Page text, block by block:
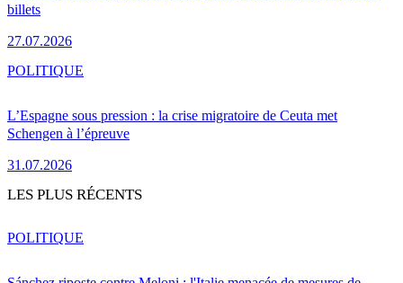
billets
27.07.2026
L’Espagne sous pression : la crise migratoire de Ceuta met
Schengen à l’épreuve
31.07.2026
POLITIQUE
LES PLUS RÉCENTS
POLITIQUE